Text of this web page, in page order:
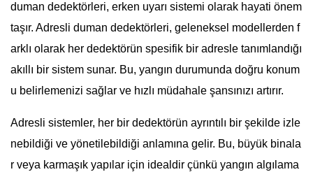
duman dedektörleri, erken uyarı sistemi olarak hayati önem
taşır. Adresli duman dedektörleri, geleneksel modellerden f
arklı olarak her dedektörün spesifik bir adresle tanımlandığı
akıllı bir sistem sunar. Bu, yangın durumunda doğru konum
u belirlemenizi sağlar ve hızlı müdahale şansınızı artırır.
Adresli sistemler, her bir dedektörün ayrıntılı bir şekilde izle
nebildiği ve yönetilebildiği anlamına gelir. Bu, büyük binala
r veya karmaşık yapılar için idealdir çünkü yangın algılama